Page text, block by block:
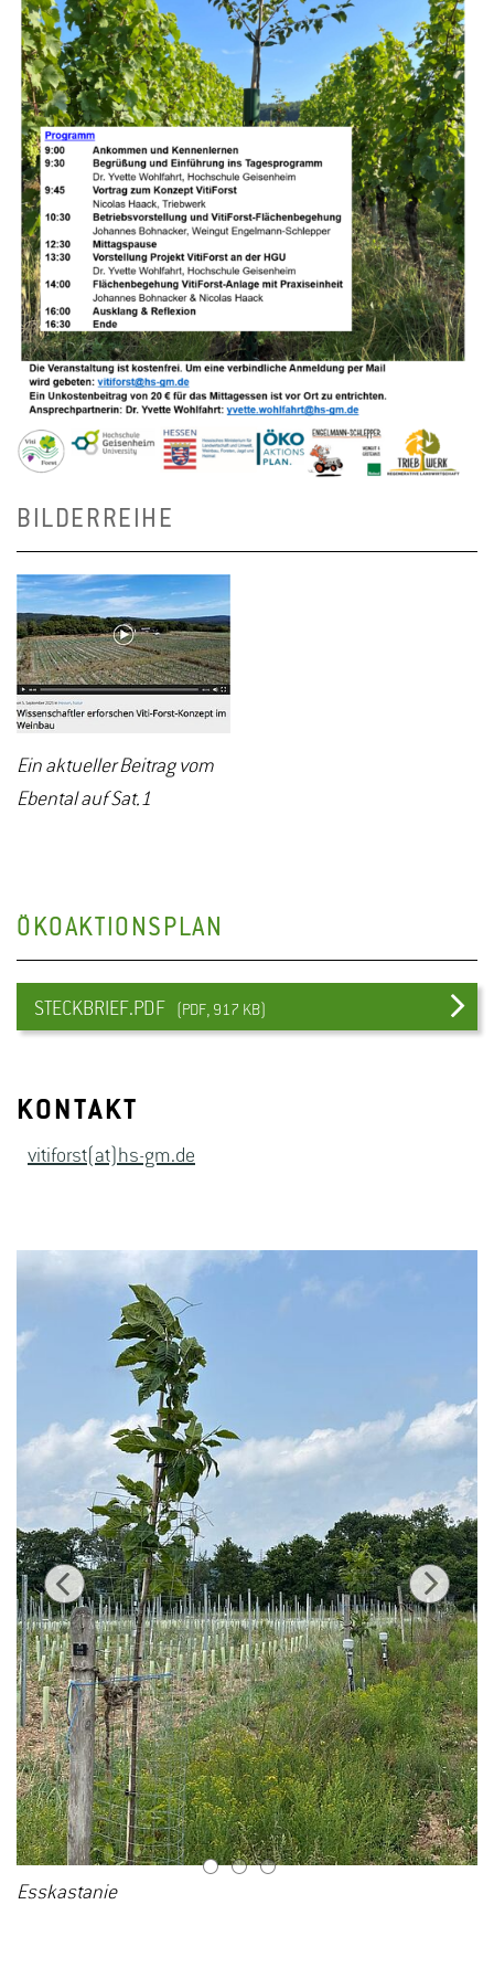
BILDERREIHE
Ein aktueller Beitrag vom
Ebental auf Sat.1
ÖKOAKTIONSPLAN
STECKBRIEF.PDF (PDF, 917 KB)
KONTAKT
vitiforst(at)hs-gm.de
Esskastanie
1 2 3